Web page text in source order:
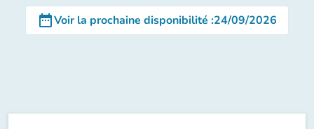
date_rangeVoir la prochaine disponibilité :24/09/2026